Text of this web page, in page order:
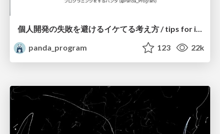
個人開発の失敗を避けるイケてる考え方 / tips for indie hackers
panda_program
123 22k